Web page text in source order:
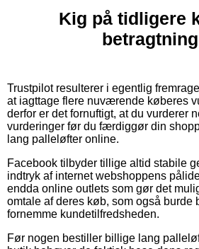
Kig på tidligere
Trustpilot resulterer i egentlig
at iagttage flere nuværende køberes
derfor er det fornuftigt, at du vurderer
vurderinger før du færdiggør din
lang palleløfter online.
Facebook tilbyder tillige altid stabile
indtryk af internet webshoppens
endda online outlets som gør det
omtale af deres køb, som også burde
fornemme kundetilfredsheden.
Før nogen bestiller billige lang